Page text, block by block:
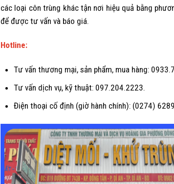
các loại côn trùng khác tận nơi hiệu quả bằng
để được tư vấn và báo giá.
Hotline:
Tư vấn thương mại, sản phẩm, mua hàng:
Tư vấn dịch vụ, kỹ thuật: 097.204.2223.
Điện thoại cố định (giờ hành chính): (0274)